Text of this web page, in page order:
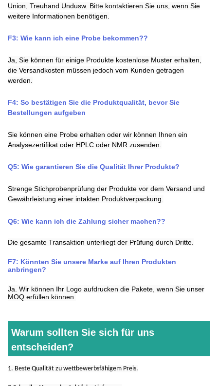
Union, Treuhand Undusw. Bitte kontaktieren Sie uns, wenn Sie
weitere Informationen benötigen.
F3: Wie kann ich eine Probe bekommen??
Ja, Sie können für einige Produkte kostenlose Muster erhalten,
die Versandkosten müssen jedoch vom Kunden getragen
werden.
F4: So bestätigen Sie die Produktqualität, bevor Sie
Bestellungen aufgeben
Sie können eine Probe erhalten oder wir können Ihnen ein
Analysezertifikat oder HPLC oder NMR zusenden.
Q5: Wie garantieren Sie die Qualität Ihrer Produkte?
Strenge Stichprobenprüfung der Produkte vor dem Versand und
Gewährleistung einer intakten Produktverpackung.
Q6: Wie kann ich die Zahlung sicher machen??
Die gesamte Transaktion unterliegt der Prüfung durch Dritte.
F7: Könnten Sie unsere Marke auf Ihren Produkten
anbringen?
Ja. Wir können Ihr Logo aufdrucken die Pakete, wenn Sie unser
MOQ erfüllen können.
Warum sollten Sie sich für uns
entscheiden?
1. Beste Qualität zu wettbewerbsfähigem Preis.